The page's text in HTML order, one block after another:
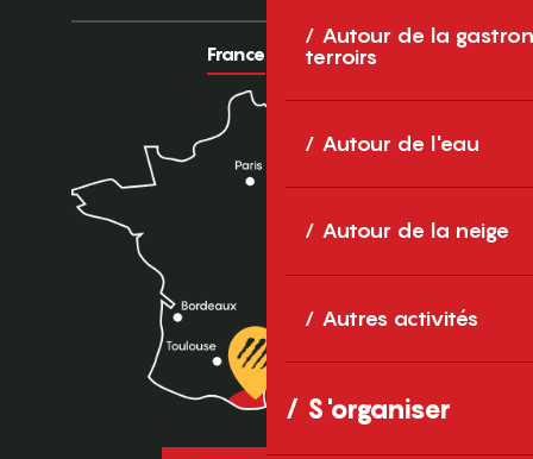
Autour de la
terroirs
Autour de l'eau
Autour de la neige
Autres activités
S'organiser
France Europe